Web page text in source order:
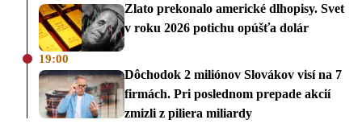
Zlato prekonalo americké dlhopisy. Svet
v roku 2026 potichu opúšťa dolár
19:00
Dôchodok 2 miliónov Slovákov visí na 7
firmách. Pri poslednom prepade akcií
zmizli z piliera miliardy